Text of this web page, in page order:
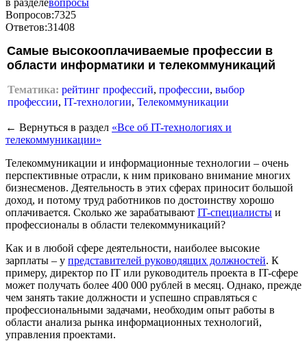
Вопросов:7325
Ответов:31408
Самые высокооплачиваемые профессии в
области информатики и телекоммуникаций
Тематика: рейтинг профессий, профессии, выбор
профессии, IT-технологии, Телекоммуникации
← Вернуться в раздел «Все об IT-технологиях и
телекоммуникации»
Телекоммуникации и информационные технологии – очень
перспективные отрасли, к ним приковано внимание многих
бизнесменов. Деятельность в этих сферах приносит большой
доход, и потому труд работников по достоинству хорошо
оплачивается. Сколько же зарабатывают IT-специалисты и
профессионалы в области телекоммуникаций?
Как и в любой сфере деятельности, наиболее высокие
зарплаты – у представителей руководящих должностей. К
примеру, директор по IT или руководитель проекта в IT-сфере
может получать более 400 000 рублей в месяц. Однако, прежде
чем занять такие должности и успешно справляться с
профессиональными задачами, необходим опыт работы в
области анализа рынка информационных технологий,
управления проектами.